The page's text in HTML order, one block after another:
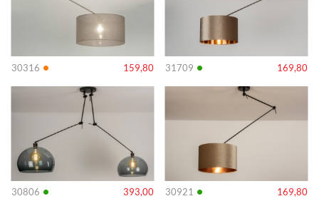
30316 • 159,80 31709 • 169,80
30806 • 393,00
Info
30921 • 169,80
Info